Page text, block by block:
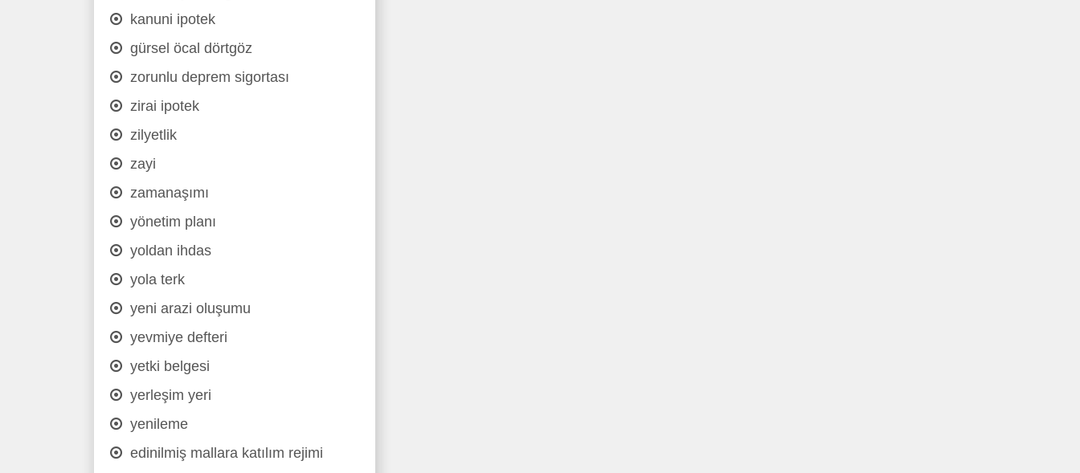
kanuni ipotek
gürsel öcal dörtgöz
zorunlu deprem sigortası
zirai ipotek
zilyetlik
zayi
zamanaşımı
yönetim planı
yoldan ihdas
yola terk
yeni arazi oluşumu
yevmiye defteri
yetki belgesi
yerleşim yeri
yenileme
edinilmiş mallara katılım rejimi